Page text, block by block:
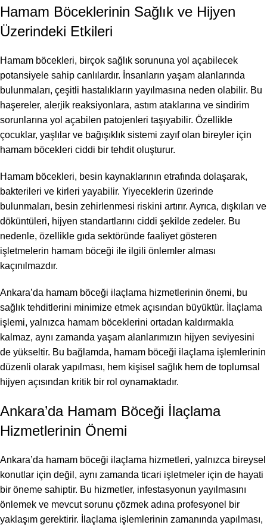
Hamam Böceklerinin Sağlık ve Hijyen
Üzerindeki Etkileri
Hamam böcekleri, birçok sağlık sorununa yol açabilecek
potansiyele sahip canlılardır. İnsanların yaşam alanlarında
bulunmaları, çeşitli hastalıkların yayılmasına neden olabilir. Bu
haşereler, alerjik reaksiyonlara, astım ataklarına ve sindirim
sorunlarına yol açabilen patojenleri taşıyabilir. Özellikle
çocuklar, yaşlılar ve bağışıklık sistemi zayıf olan bireyler için
hamam böcekleri ciddi bir tehdit oluşturur.
Hamam böcekleri, besin kaynaklarının etrafında dolaşarak,
bakterileri ve kirleri yayabilir. Yiyeceklerin üzerinde
bulunmaları, besin zehirlenmesi riskini artırır. Ayrıca, dışkıları ve
döküntüleri, hijyen standartlarını ciddi şekilde zedeler. Bu
nedenle, özellikle gıda sektöründe faaliyet gösteren
işletmelerin hamam böceği ile ilgili önlemler alması
kaçınılmazdır.
Ankara’da hamam böceği ilaçlama hizmetlerinin önemi, bu
sağlık tehditlerini minimize etmek açısından büyüktür. İlaçlama
işlemi, yalnızca hamam böceklerini ortadan kaldırmakla
kalmaz, aynı zamanda yaşam alanlarımızın hijyen seviyesini
de yükseltir. Bu bağlamda, hamam böceği ilaçlama işlemlerinin
düzenli olarak yapılması, hem kişisel sağlık hem de toplumsal
hijyen açısından kritik bir rol oynamaktadır.
Ankara’da Hamam Böceği İlaçlama
Hizmetlerinin Önemi
Ankara’da hamam böceği ilaçlama hizmetleri, yalnızca bireysel
konutlar için değil, aynı zamanda ticari işletmeler için de hayati
bir öneme sahiptir. Bu hizmetler, infestasyonun yayılmasını
önlemek ve mevcut sorunu çözmek adına profesyonel bir
yaklaşım gerektirir. İlaçlama işlemlerinin zamanında yapılması,